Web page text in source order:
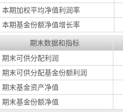
本期加权平均净值利润率
本期基金份额净值增长率
期末数据和指标
期末可供分配利润
期末可供分配基金份额利润
期末基金资产净值
期末基金份额净值